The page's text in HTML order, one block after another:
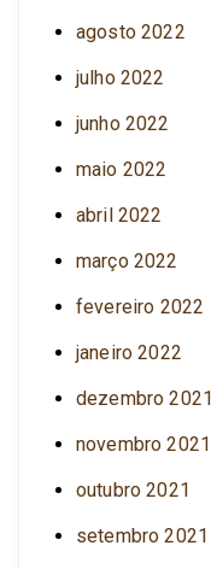
agosto 2022
julho 2022
junho 2022
maio 2022
abril 2022
março 2022
fevereiro 2022
janeiro 2022
dezembro 2021
novembro 2021
outubro 2021
setembro 2021